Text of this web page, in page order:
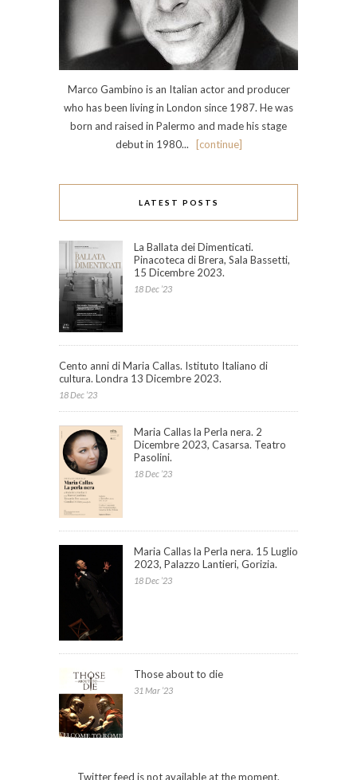
Marco Gambino is an Italian actor and producer
who has been living in London since 1987. He was
born and raised in Palermo and made his stage
debut in 1980...
[continue]
LATEST POSTS
La Ballata dei Dimenticati.
Pinacoteca di Brera, Sala Bassetti,
15 Dicembre 2023.
18 Dec ’23
Cento anni di Maria Callas. Istituto Italiano di
cultura. Londra 13 Dicembre 2023.
18 Dec ’23
Maria Callas la Perla nera. 2
Dicembre 2023, Casarsa. Teatro
Pasolini.
18 Dec ’23
Maria Callas la Perla nera. 15 Luglio
2023, Palazzo Lantieri, Gorizia.
18 Dec ’23
Those about to die
31 Mar ’23
Twitter feed is not available at the moment.